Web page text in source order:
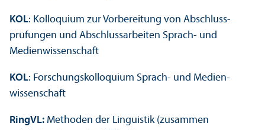
KOL: Kolloquium zur Vorbereitung von Abschluss­
prüfungen und Abschlussarbeiten Sprach- und
Medien­wissenschaft
KOL: Forschungs­kolloquium Sprach- und Medien­
wissenschaft
RingVL: Methoden der Linguistik (zusammen